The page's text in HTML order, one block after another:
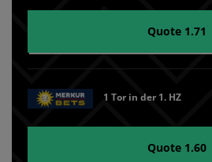
Quote 1.71
1 Tor in der 1. HZ
Quote 1.60